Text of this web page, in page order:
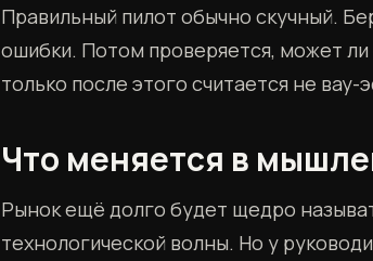
Правильный пилот обычно скучный.
ошибки. Потом проверяется, может
только после этого считается не вау-
Что меняется в
Рынок ещё долго будет щедро
технологической волны. Но у